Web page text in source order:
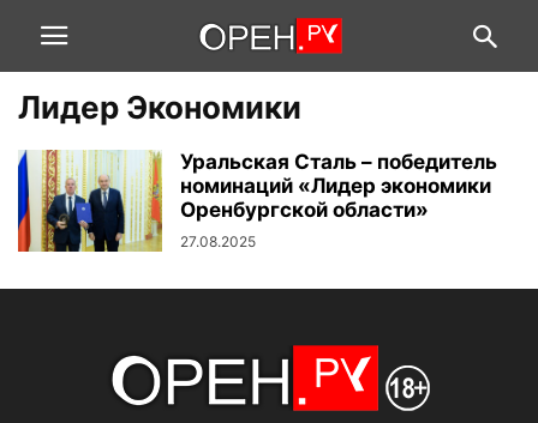
Лидер Экономики
Уральская Сталь – победитель
номинаций «Лидер экономики
Оренбургской области»
27.08.2025